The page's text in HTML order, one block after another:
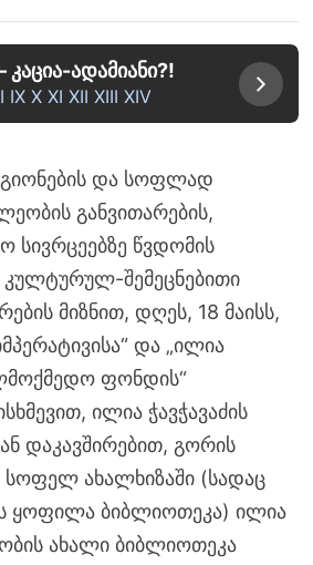
კაცია-ადამიანი?!
IX X XI XII XIII XIV
და სოფლად
განვითარების,
სივრცეებზე წვდომის
კულტურულ-შემეცნებითი
მიზნით, დღეს, 18 მაისს,
და „ილია
ფონდის“
ილია ჭავჭავაძის
დაკავშირებით, გორის
სოფელ ახალხიზაში (სადაც
ყოფილა ბიბლიოთეკა) ილია
ახალი ბიბლიოთეკა